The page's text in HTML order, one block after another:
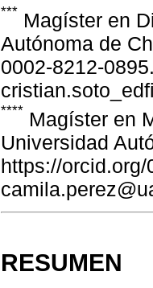
*** Magíster en
Autónoma de
0002-8212-
**** Magíster en
Universidad
https://
RESUMEN